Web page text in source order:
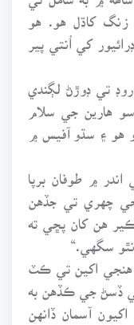
کاڌل هو. هو
کي اُنتي پير
تي ڊوڙڻ لڳندي
هارين جي سلام
هو ۽ سڌو آفيس ۾
۾ طوفان برپا
چهري تي جڏهن
هن کان پڇي ته
سگهي.“
هنجي اکين تي ڪٽ
ڏسڻ جي ڪڏهن به
آسمان ڏانهن